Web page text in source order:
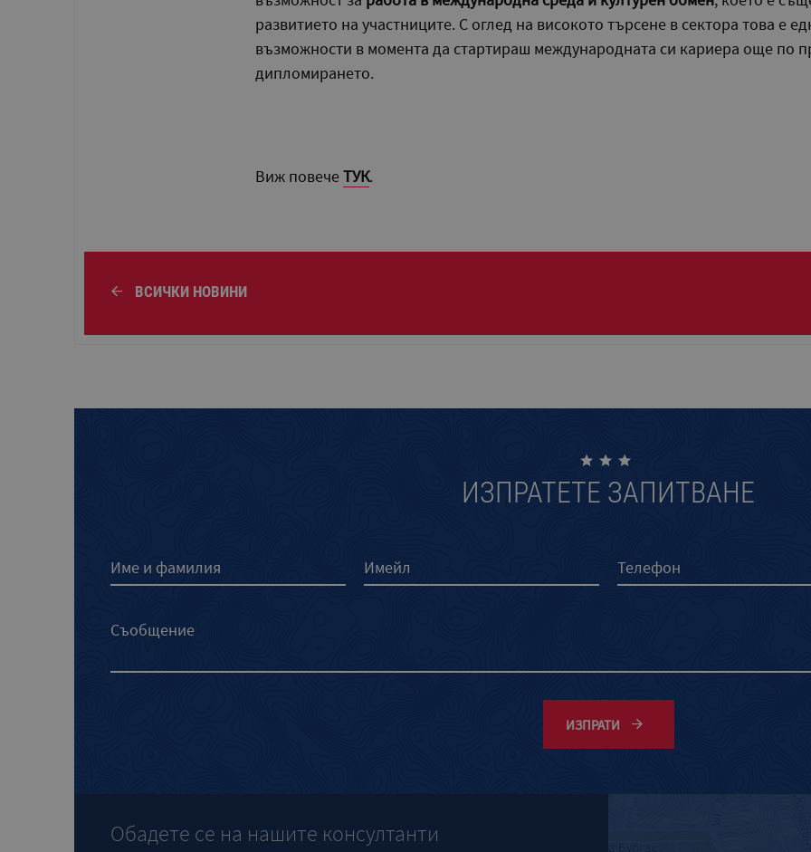
развитието на участниците. С оглед на високото търсене в сектора това е
възможности в момента да стартираш международната си кариера още по
дипломирането.
Виж повечеТУК.
ВСИЧКИ НОВИНИ
ИЗПРАТЕТЕ ЗАПИТВАНЕ
ИЗПРАТИ
Обадете се на нашите консултанти